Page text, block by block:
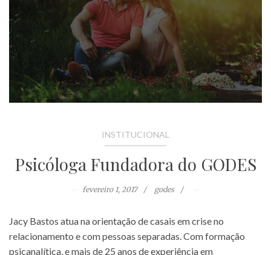
INSTITUCIONAL
Psicóloga Fundadora do GODES
fevereiro 1, 2017 godes
Jacy Bastos atua na orientação de casais em crise no
relacionamento e com pessoas separadas. Com formação
psicanalítica, e mais de 25 anos de experiência em